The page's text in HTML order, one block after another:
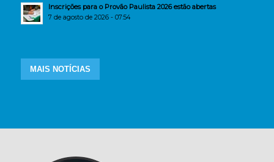
Inscrições para o Provão Paulista 2026 estão abertas
7 de agosto de 2026 - 07:54
MAIS NOTÍCIAS